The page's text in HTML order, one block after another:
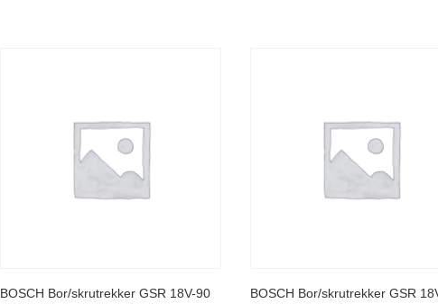
BOSCH Bor/skrutrekker GSR 18V-90
BOSCH Bor/skrutrekker GSR